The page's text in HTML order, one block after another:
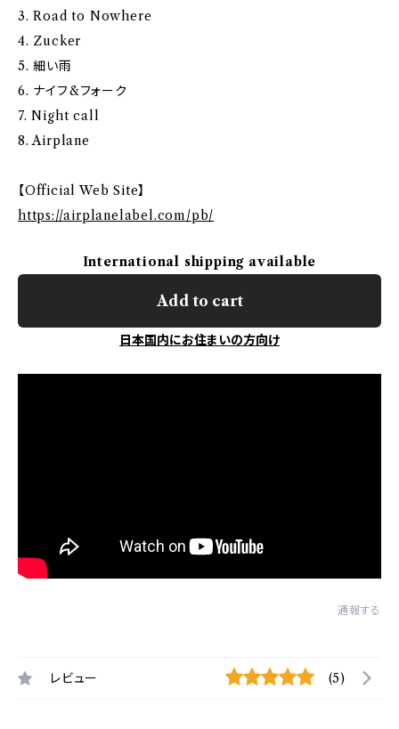
3. Road to Nowhere
4. Zucker
5. 細い雨
6. ナイフ&フォーク
7. Night call
8. Airplane
【Official Web Site】
https://airplanelabel.com/pb/
International shipping available
Add to cart
日本国内にお住まいの方向け
通報する
レビュー (5)